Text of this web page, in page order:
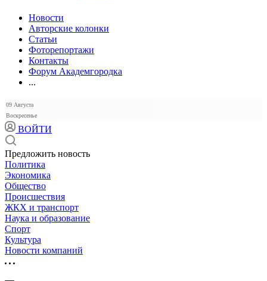
Новости
Авторские колонки
Статьи
Фоторепортажи
Контакты
Форум Академгородка
...
09 Августа
Воскресенье
ВОЙТИ
Предложить новость
Политика
Экономика
Общество
Происшествия
ЖКХ и транспорт
Наука и образование
Спорт
Культура
Новости компаний